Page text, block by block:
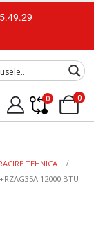
0 0
TEHNICA
12000 BTU